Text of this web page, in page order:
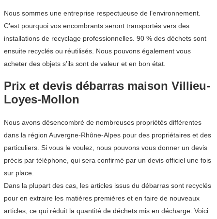
Nous sommes une entreprise respectueuse de l’environnement.
C’est pourquoi vos encombrants seront transportés vers des
installations de recyclage professionnelles. 90 % des déchets sont
ensuite recyclés ou réutilisés. Nous pouvons également vous
acheter des objets s’ils sont de valeur et en bon état.
Prix et devis débarras maison Villieu-
Loyes-Mollon
Nous avons désencombré de nombreuses propriétés différentes
dans la région Auvergne-Rhône-Alpes pour des propriétaires et des
particuliers. Si vous le voulez, nous pouvons vous donner un devis
précis par téléphone, qui sera confirmé par un devis officiel une fois
sur place.
Dans la plupart des cas, les articles issus du débarras sont recyclés
pour en extraire les matières premières et en faire de nouveaux
articles, ce qui réduit la quantité de déchets mis en décharge. Voici